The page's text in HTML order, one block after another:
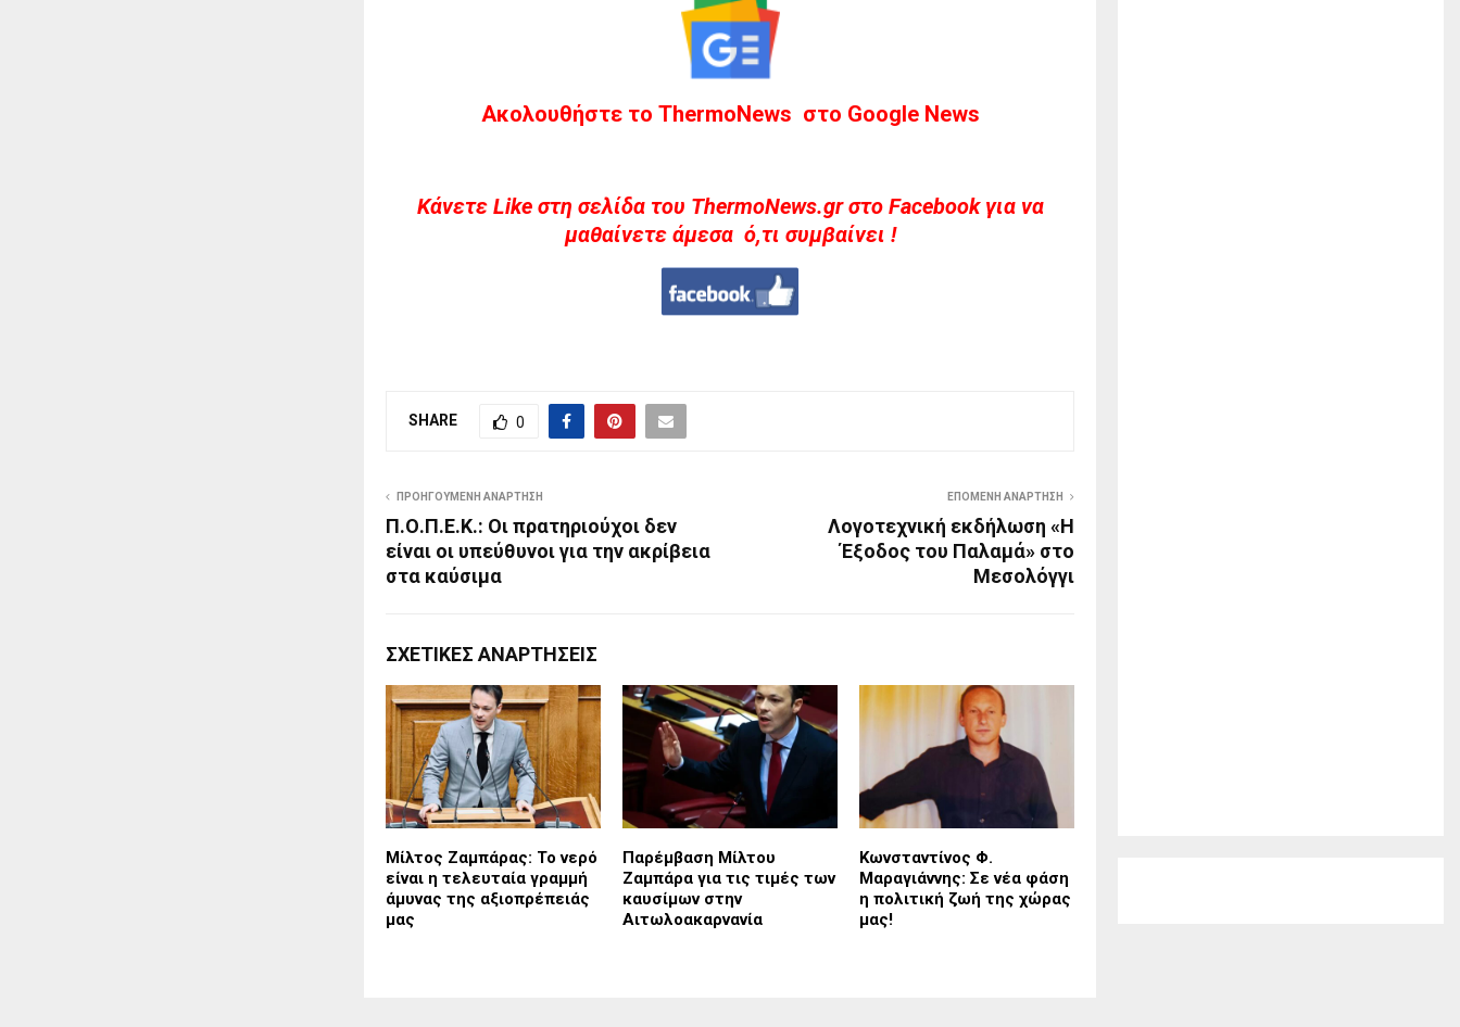
Ακολουθήστε το ThermoNews στο Google News
Kάνετε Like στη σελίδα του ThermoNews.gr στο Facebook για να
μαθαίνετε άμεσα ό,τι συμβαίνει !
SHARE 0
ΠΡΟΗΓΟΎΜΕΝΗ ΑΝΆΡΤΗΣΗ
Π.Ο.Π.Ε.Κ.: Οι πρατηριούχοι δεν
είναι οι υπεύθυνοι για την ακρίβεια
στα καύσιμα
ΕΠΌΜΕΝΗ ΑΝΆΡΤΗΣΗ
Λογοτεχνική εκδήλωση «Η
Έξοδος του Παλαμά» στο
Μεσολόγγι
ΣΧΕΤΙΚΈΣ ΑΝΑΡΤΉΣΕΙΣ
Μίλτος Ζαμπάρας: Το νερό
είναι η τελευταία γραμμή
άμυνας της αξιοπρέπειάς
μας
Παρέμβαση Μίλτου
Ζαμπάρα για τις τιμές των
καυσίμων στην
Αιτωλοακαρνανία
Κωνσταντίνος Φ.
Μαραγιάννης: Σε νέα φάση
η πολιτική ζωή της χώρας
μας!